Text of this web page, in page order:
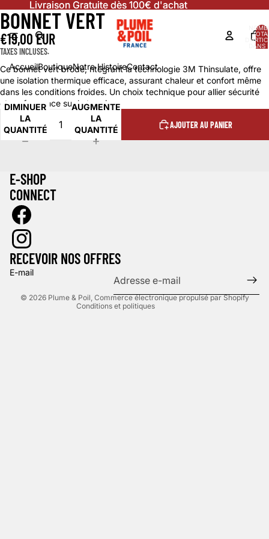
Livraison Gratuite dès 100€ d'achat
Livraison Gratuite dès 100€ d'achat
DANS
AccueilBoutiqueNotre HistoireContact
OUVRIR
L’IMAGE
EN
PLEIN
ÉCRAN
BONNET VERT
€19,00 EUR
TAXES INCLUSES.
Ce bonnet vert brodé, ntégrant la technologie 3M Thinsulate, offre
une isolation thermique efficace, assurant chaleur et confort même
dans les conditions froides. Un choix technique pour allier sécurité
et performance sur le terrain.
DIMINUER
LA
QUANTITÉ
AUGMENTER
LA
QUANTITÉ
AJOUTER AU PANIER
E-SHOP
CONNECT
RECEVOIR NOS OFFRES
E-mail
© 2026 Plume & Poil, Commerce électronique propulsé par Shopify
Conditions et politiques
Politique de confidentialité
Politique de remboursement
Coordonnées
Mentions légales